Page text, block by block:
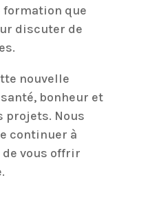
que
discuter de
nouvelle
bonheur et
projets. Nous
continuer à
vous offrir